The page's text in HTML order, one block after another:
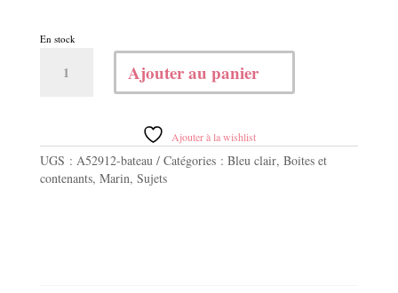
En stock
bateau
Ajouter au panier
Ajouter à la wishlist
UGS : A52912-bateau Catégories : Bleu clair, Boites et
contenants, Marin, Sujets